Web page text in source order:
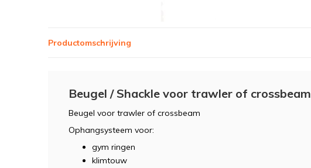
Productomschrijving
Beugel / Shackle voor trawler of crossbeam
Beugel voor trawler of crossbeam
Ophangsysteem voor:
gym ringen
klimtouw